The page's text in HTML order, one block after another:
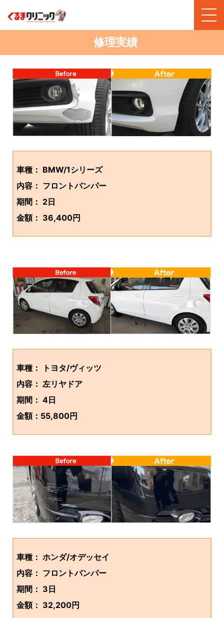
修理実績
車種： BMW/1シリーズ
内容： フロントバンパー
期間： 2日
金額： 36,400円
車種： トヨタ/ヴィッツ
内容： 左リヤドア
期間： 4日
金額：55,800円
車種： ホンダ/オデッセイ
内容： フロントバンパー
期間： 3日
金額： 32,200円